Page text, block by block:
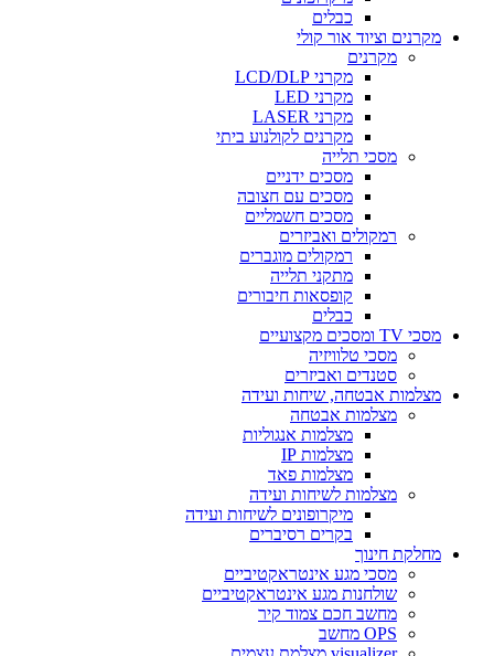
כבלים
מקרנים וציוד אור קולי
מקרנים
מקרני LCD/DLP
מקרני LED
מקרני LASER
מקרנים לקולנוע ביתי
מסכי תלייה
מסכים ידניים
מסכים עם חצובה
מסכים חשמליים
רמקולים ואביזרים
רמקולים מוגברים
מתקני תלייה
קופסאות חיבורים
כבלים
מסכי TV ומסכים מקצועיים
מסכי טלוויזיה
סטנדים ואביזרים
מצלמות אבטחה, שיחות ועידה
מצלמות אבטחה
מצלמות אנגוליות
מצלמות IP
מצלמות פאד
מצלמות לשיחות ועידה
מיקרופונים לשיחות ועידה
בקרים רסיברים
מחלקת חינוך
מסכי מגע אינטראקטיביים
שולחנות מגע אינטראקטיביים
מחשב חכם צמוד קיר
OPS מחשב